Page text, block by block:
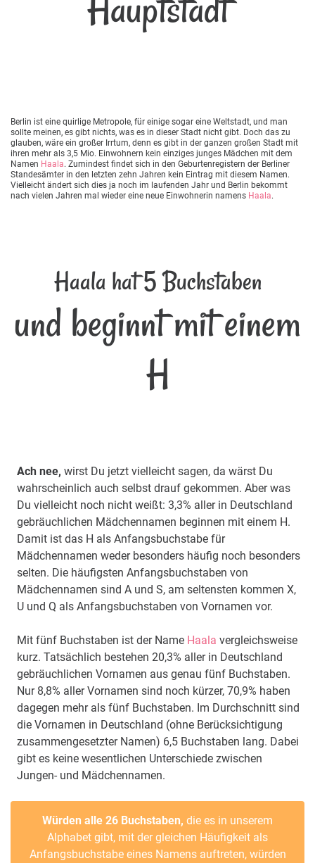
Berlin ist eine quirlige Metropole, für einige sogar eine Weltstadt, und man
sollte meinen, es gibt nichts, was es in dieser Stadt nicht gibt. Doch das zu
glauben, wäre ein großer Irrtum, denn es gibt in der ganzen großen Stadt mit
ihren mehr als 3,5 Mio. Einwohnern kein einziges junges Mädchen mit dem
Namen Haala. Zumindest findet sich in den Geburtenregistern der Berliner
Standesämter in den letzten zehn Jahren kein Eintrag mit diesem Namen.
Vielleicht ändert sich dies ja noch im laufenden Jahr und Berlin bekommt
nach vielen Jahren mal wieder eine neue Einwohnerin namens Haala.
Haala hat 5 Buchstaben
und beginnt mit einem
H
Ach nee, wirst Du jetzt vielleicht sagen, da wärst Du
wahrscheinlich auch selbst drauf gekommen. Aber was
Du vielleicht noch nicht weißt: 3,3% aller in Deutschland
gebräuchlichen Mädchennamen beginnen mit einem H.
Damit ist das H als Anfangsbuchstabe für
Mädchennamen weder besonders häufig noch besonders
selten. Die häufigsten Anfangsbuchstaben von
Mädchennamen sind A und S, am seltensten kommen X,
U und Q als Anfangsbuchstaben von Vornamen vor.
Mit fünf Buchstaben ist der Name Haala vergleichsweise
kurz. Tatsächlich bestehen 20,3% aller in Deutschland
gebräuchlichen Vornamen aus genau fünf Buchstaben.
Nur 8,8% aller Vornamen sind noch kürzer, 70,9% haben
dagegen mehr als fünf Buchstaben. Im Durchschnitt sind
die Vornamen in Deutschland (ohne Berücksichtigung
zusammengesetzter Namen) 6,5 Buchstaben lang. Dabei
gibt es keine wesentlichen Unterschiede zwischen
Jungen- und Mädchennamen.
Würden alle 26 Buchstaben, die es in unserem
Alphabet gibt, mit der gleichen Häufigkeit als
Anfangsbuchstabe eines Namens auftreten, würden